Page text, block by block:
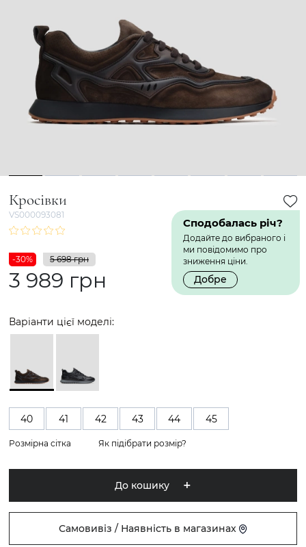
1 2 3 4 5 6 7 8
Кросівки
VS000093081
Сподобалась річ?
Додайте до вибраного і
ми повідомимо про
зниження ціни.
Добре
-30% 5 698 грн
3 989 грн
Варіанти цієї моделі:
40 41 42 43 44 45
Розмірна сітка Як підібрати розмір?
До кошику
Самовивіз / Наявність в магазинах